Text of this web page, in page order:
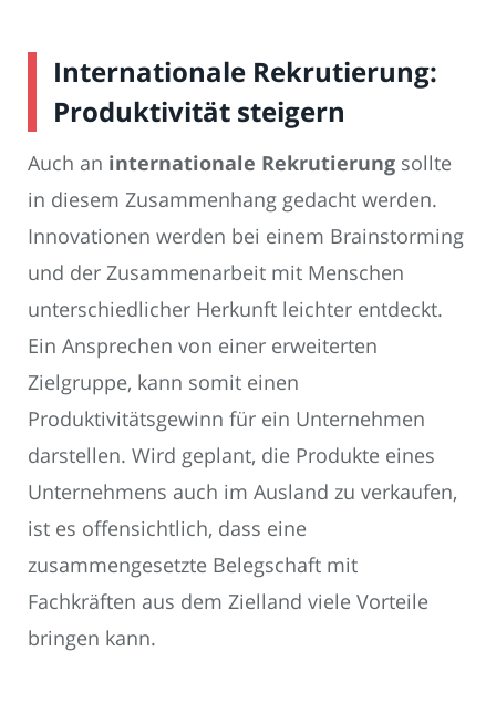
Internationale Rekrutierung:
Produktivität steigern
Auch an internationale Rekrutierung sollte
in diesem Zusammenhang gedacht werden.
Innovationen werden bei einem Brainstorming
und der Zusammenarbeit mit Menschen
unterschiedlicher Herkunft leichter entdeckt.
Ein Ansprechen von einer erweiterten
Zielgruppe, kann somit einen
Produktivitätsgewinn für ein Unternehmen
darstellen. Wird geplant, die Produkte eines
Unternehmens auch im Ausland zu verkaufen,
ist es offensichtlich, dass eine
zusammengesetzte Belegschaft mit
Fachkräften aus dem Zielland viele Vorteile
bringen kann.